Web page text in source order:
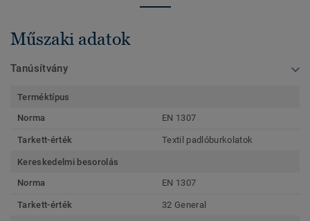
Műszaki adatok
Tanúsítvány
Terméktípus
Norma
EN 1307
Tarkett-érték Textil padlóburkolatok
Kereskedelmi besorolás
Norma
EN 1307
Tarkett-érték 32 General